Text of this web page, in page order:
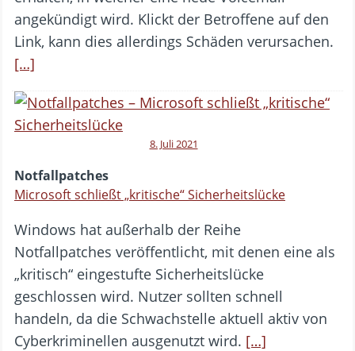
angekündigt wird. Klickt der Betroffene auf den
Link, kann dies allerdings Schäden verursachen.
[…]
8. Juli 2021
Notfallpatches
Microsoft schließt „kritische“ Sicherheitslücke
Windows hat außerhalb der Reihe
Notfallpatches veröffentlicht, mit denen eine als
„kritisch“ eingestufte Sicherheitslücke
geschlossen wird. Nutzer sollten schnell
handeln, da die Schwachstelle aktuell aktiv von
Cyberkriminellen ausgenutzt wird. […]